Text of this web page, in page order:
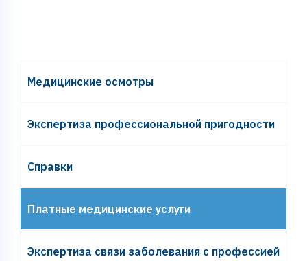
Медицинские осмотры
Экспертиза профессиональной пригодности
Справки
Платные медицинские услуги
Экспертиза связи заболевания с профессией